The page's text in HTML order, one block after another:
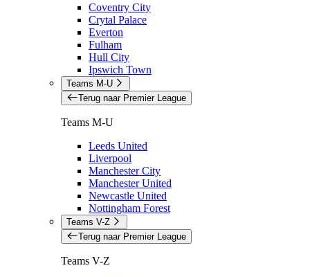
Coventry City
Crytal Palace
Everton
Fulham
Hull City
Ipswich Town
Teams M-U
Terug naar Premier League
Teams M-U
Leeds United
Liverpool
Manchester City
Manchester United
Newcastle United
Nottingham Forest
Teams V-Z
Terug naar Premier League
Teams V-Z